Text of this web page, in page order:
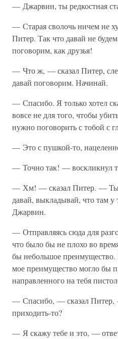
— Джарвин, ты редкостная
— Старая сволочь ничем не
Питер. Так что давай не
поговорим, как друзья!
— Что ж, — сказал Питер,
давай поговорим. Начинай.
— Спасибо. Я только хотел
вовсе не для того, чтобы
нужно поговорить с тобой с
— Это с пушкой-то,
— Точно так! — воскликнул
— Хм! — сказал Питер. — Ты
давай, выкладывай, что там
Джарвин.
— Отправляясь сюда для
что было бы не плохо во
бы небольшое преимущество.
мое преимущество могло бы
направленного на тебя
— Спасибо, — сказал Питер,
приходить-то?
— Я скажу тебе и это, —